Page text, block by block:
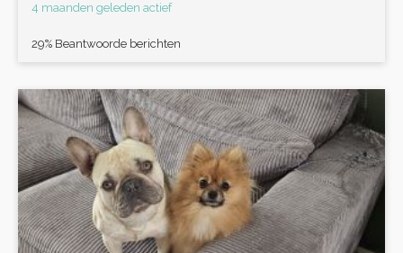
4 maanden geleden actief
29% Beantwoorde berichten